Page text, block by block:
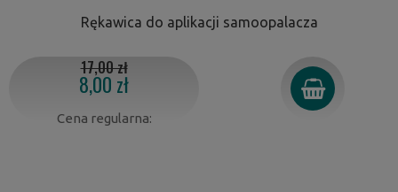
Rękawica do aplikacji samoopalacza
8,00 zł
Cena regularna:
17,00 zł